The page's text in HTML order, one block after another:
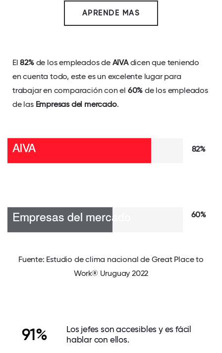
APRENDE MAS
El82%de los empleados de AIVAdicen que teniendo
en cuenta todo, este es un excelente lugar para
trabajar en comparación con el 60% de los empleados
de las Empresas del mercado.
82%
60%
Fuente: Estudio de clima nacional de Great Place to
Work® Uruguay 2022
91%
Los jefes son accesibles y es fácil
hablar con ellos.